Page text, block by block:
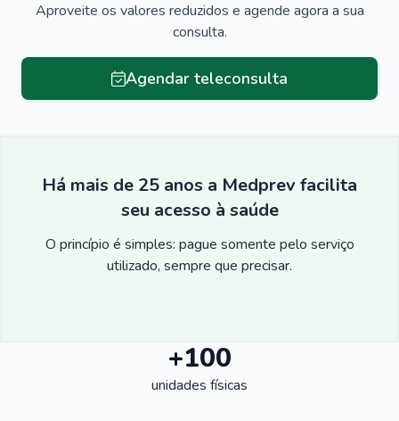
Aproveite os valores reduzidos e agende agora a sua
consulta.
Agendar teleconsulta
Há mais de 25 anos a Medprev facilita
seu acesso à saúde
O princípio é simples: pague somente pelo serviço
utilizado, sempre que precisar.
+100
unidades físicas